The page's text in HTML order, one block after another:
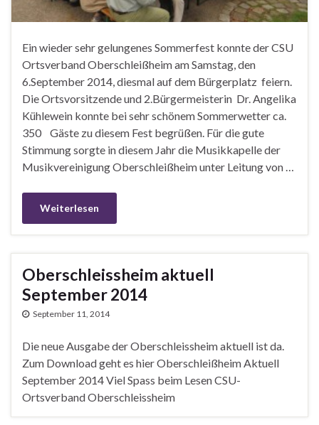
Ein wieder sehr gelungenes Sommerfest konnte der CSU
Ortsverband Oberschleißheim am Samstag, den
6.September 2014, diesmal auf dem Bürgerplatz feiern.
Die Ortsvorsitzende und 2.Bürgermeisterin Dr. Angelika
Kühlewein konnte bei sehr schönem Sommerwetter ca.
350 Gäste zu diesem Fest begrüßen. Für die gute
Stimmung sorgte in diesem Jahr die Musikkapelle der
Musikvereinigung Oberschleißheim unter Leitung von …
Weiterlesen
Oberschleissheim aktuell
September 2014
September 11, 2014
Die neue Ausgabe der Oberschleissheim aktuell ist da.
Zum Download geht es hier Oberschleißheim Aktuell
September 2014 Viel Spass beim Lesen CSU-
Ortsverband Oberschleissheim